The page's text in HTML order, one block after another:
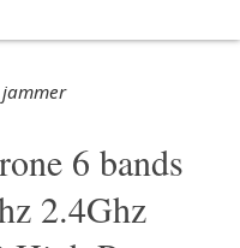
6 bands
2.4Ghz